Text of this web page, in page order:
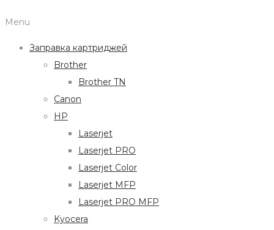
Menu
Заправка картриджей
Brother
Brother TN
Canon
HP
Laserjet
Laserjet PRO
Laserjet Color
Laserjet MFP
Laserjet PRO MFP
Kyocera